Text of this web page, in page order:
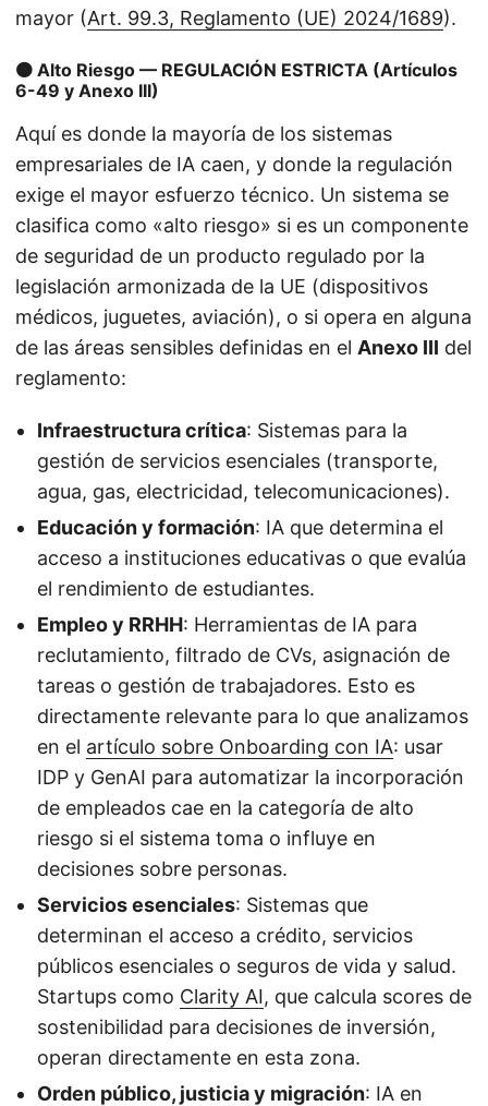
mayor (Art. 99.3, Reglamento (UE) 2024/1689).
🟠 Alto Riesgo — REGULACIÓN ESTRICTA (Artículos
6-49 y Anexo III)
Aquí es donde la mayoría de los sistemas
empresariales de IA caen, y donde la regulación
exige el mayor esfuerzo técnico. Un sistema se
clasifica como «alto riesgo» si es un componente
de seguridad de un producto regulado por la
legislación armonizada de la UE (dispositivos
médicos, juguetes, aviación), o si opera en alguna
de las áreas sensibles definidas en el Anexo III del
reglamento:
Infraestructura crítica: Sistemas para la
gestión de servicios esenciales (transporte,
agua, gas, electricidad, telecomunicaciones).
Educación y formación: IA que determina el
acceso a instituciones educativas o que evalúa
el rendimiento de estudiantes.
Empleo y RRHH: Herramientas de IA para
reclutamiento, filtrado de CVs, asignación de
tareas o gestión de trabajadores. Esto es
directamente relevante para lo que analizamos
en el artículo sobre Onboarding con IA: usar
IDP y GenAI para automatizar la incorporación
de empleados cae en la categoría de alto
riesgo si el sistema toma o influye en
decisiones sobre personas.
Servicios esenciales: Sistemas que
determinan el acceso a crédito, servicios
públicos esenciales o seguros de vida y salud.
Startups como Clarity AI, que calcula scores de
sostenibilidad para decisiones de inversión,
operan directamente en esta zona.
Orden público, justicia y migración: IA en